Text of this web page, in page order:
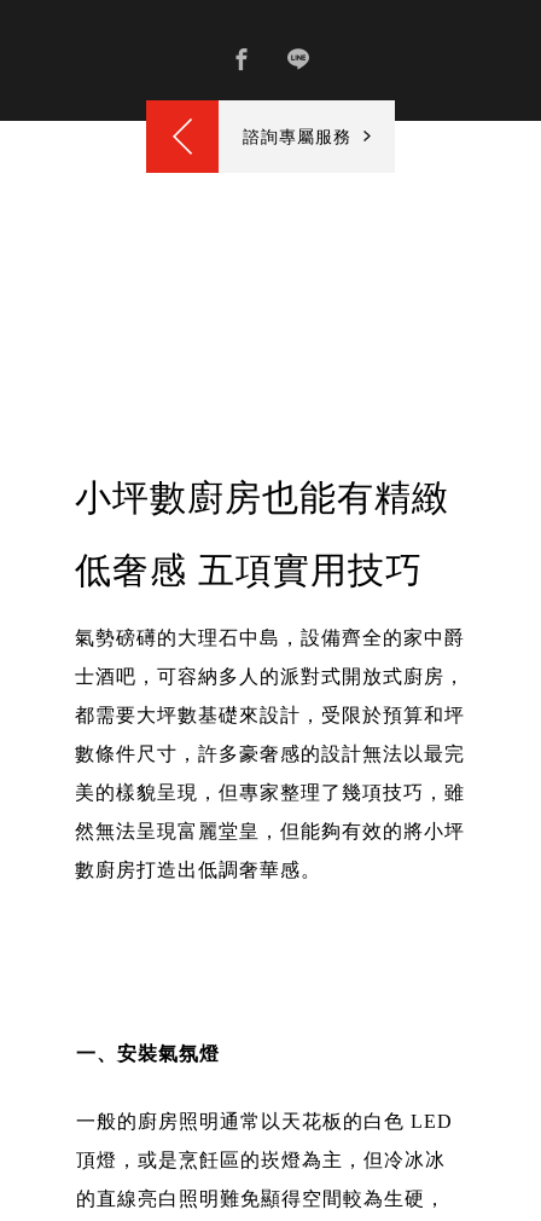
諮詢專屬服務
小坪數廚房也能有精緻
低奢感 五項實用技巧
氣勢磅礡的大理石中島，設備齊全的家中爵
士酒吧，可容納多人的派對式開放式廚房，
都需要大坪數基礎來設計，受限於預算和坪
數條件尺寸，許多豪奢感的設計無法以最完
美的樣貌呈現，但專家整理了幾項技巧，雖
然無法呈現富麗堂皇，但能夠有效的將小坪
數廚房打造出低調奢華感。
一、安裝氣氛燈
一般的廚房照明通常以天花板的白色 LED
頂燈，或是烹飪區的崁燈為主，但冷冰冰
的直線亮白照明難免顯得空間較為生硬，